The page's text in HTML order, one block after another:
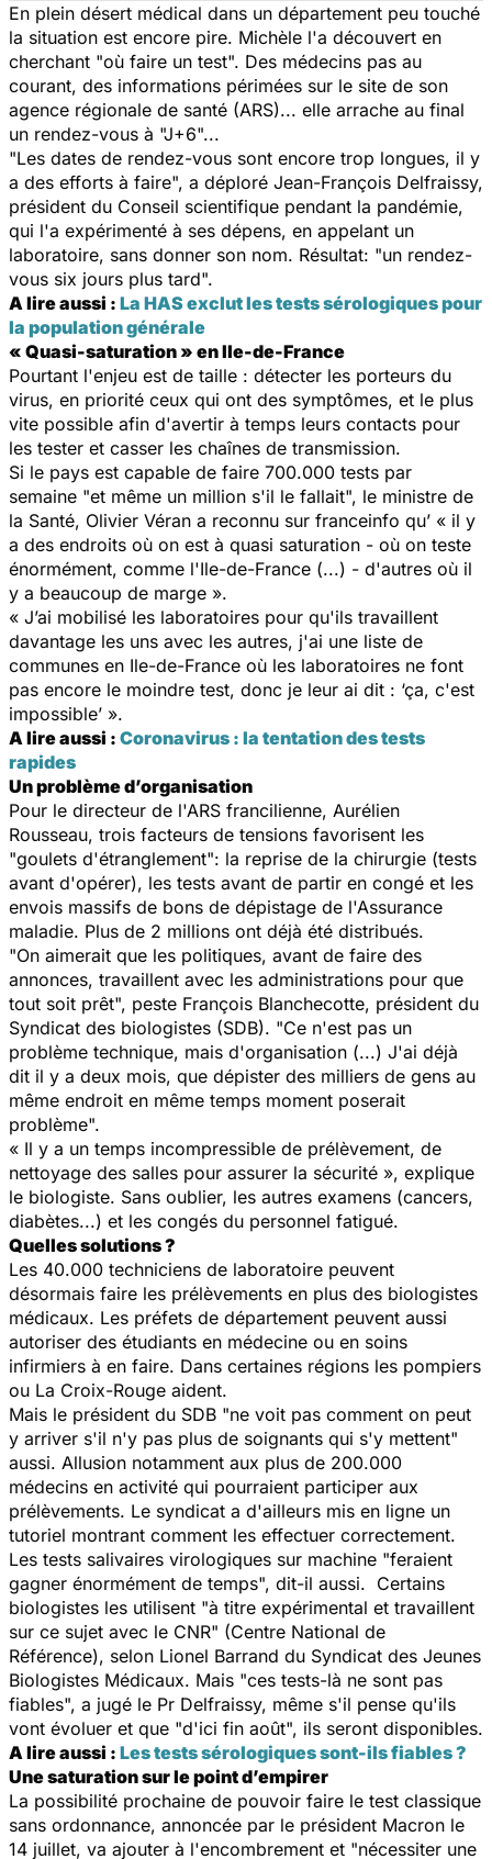
En plein désert médical dans un département peu touché
la situation est encore pire. Michèle l'a découvert en
cherchant "où faire un test". Des médecins pas au
courant, des informations périmées sur le site de son
agence régionale de santé (ARS)... elle arrache au final
un rendez-vous à "J+6"...
"Les dates de rendez-vous sont encore trop longues, il y
a des efforts à faire", a déploré Jean-François Delfraissy,
président du Conseil scientifique pendant la pandémie,
qui l'a expérimenté à ses dépens, en appelant un
laboratoire, sans donner son nom. Résultat: "un rendez-
vous six jours plus tard".
A lire aussi : La HAS exclut les tests sérologiques pour
la population générale
« Quasi-saturation » en Ile-de-France
Pourtant l'enjeu est de taille : détecter les porteurs du
virus, en priorité ceux qui ont des symptômes, et le plus
vite possible afin d'avertir à temps leurs contacts pour
les tester et casser les chaînes de transmission.
Si le pays est capable de faire 700.000 tests par
semaine "et même un million s'il le fallait", le ministre de
la Santé, Olivier Véran a reconnu sur franceinfo qu’ « il y
a des endroits où on est à quasi saturation - où on teste
énormément, comme l'Ile-de-France (...) - d'autres où il
y a beaucoup de marge ».
« J’ai mobilisé les laboratoires pour qu'ils travaillent
davantage les uns avec les autres, j'ai une liste de
communes en Ile-de-France où les laboratoires ne font
pas encore le moindre test, donc je leur ai dit : ‘ça, c'est
impossible’ ».
A lire aussi : Coronavirus : la tentation des tests
rapides
Un problème d’organisation
Pour le directeur de l'ARS francilienne, Aurélien
Rousseau, trois facteurs de tensions favorisent les
"goulets d'étranglement": la reprise de la chirurgie (tests
avant d'opérer), les tests avant de partir en congé et les
envois massifs de bons de dépistage de l'Assurance
maladie. Plus de 2 millions ont déjà été distribués.
"On aimerait que les politiques, avant de faire des
annonces, travaillent avec les administrations pour que
tout soit prêt", peste François Blanchecotte, président du
Syndicat des biologistes (SDB). "Ce n'est pas un
problème technique, mais d'organisation (...) J'ai déjà
dit il y a deux mois, que dépister des milliers de gens au
même endroit en même temps moment poserait
problème".
« Il y a un temps incompressible de prélèvement, de
nettoyage des salles pour assurer la sécurité », explique
le biologiste. Sans oublier, les autres examens (cancers,
diabètes...) et les congés du personnel fatigué.
Quelles solutions ?
Les 40.000 techniciens de laboratoire peuvent
désormais faire les prélèvements en plus des biologistes
médicaux. Les préfets de département peuvent aussi
autoriser des étudiants en médecine ou en soins
infirmiers à en faire. Dans certaines régions les pompiers
ou La Croix-Rouge aident.
Mais le président du SDB "ne voit pas comment on peut
y arriver s'il n'y pas plus de soignants qui s'y mettent"
aussi. Allusion notamment aux plus de 200.000
médecins en activité qui pourraient participer aux
prélèvements. Le syndicat a d'ailleurs mis en ligne un
tutoriel montrant comment les effectuer correctement.
Les tests salivaires virologiques sur machine "feraient
gagner énormément de temps", dit-il aussi. Certains
biologistes les utilisent "à titre expérimental et travaillent
sur ce sujet avec le CNR" (Centre National de
Référence), selon Lionel Barrand du Syndicat des Jeunes
Biologistes Médicaux. Mais "ces tests-là ne sont pas
fiables", a jugé le Pr Delfraissy, même s'il pense qu'ils
vont évoluer et que "d'ici fin août", ils seront disponibles.
A lire aussi : Les tests sérologiques sont-ils fiables ?
Une saturation sur le point d’empirer
La possibilité prochaine de pouvoir faire le test classique
sans ordonnance, annoncée par le président Macron le
14 juillet, va ajouter à l'encombrement et "nécessiter une